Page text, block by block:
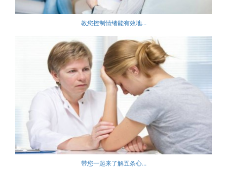
教您控制情绪能有效地...
带您一起来了解五条心...